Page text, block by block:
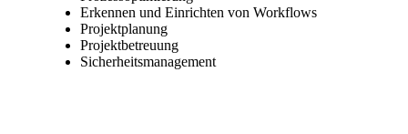
Erkennen und Einrichten von Workflows
Projektplanung
Projektbetreuung
Sicherheitsmanagement